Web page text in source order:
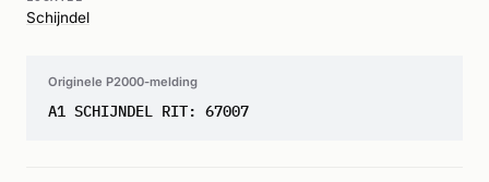
Schijndel
Originele P2000-melding
A1 SCHIJNDEL RIT: 67007